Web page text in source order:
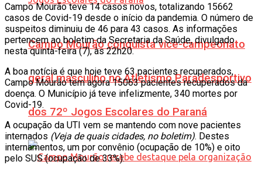
Campo Mourão conquista vice-campeonato
geral masculino no Atletismo Paradesportivo
dos 72º Jogos Escolares do Paraná
Campo Mourão teve 14 casos novos, totalizando 15662
casos de Covid-19 desde o início da pandemia. O número de
suspeitos diminuiu de 46 para 43 casos. As informações
pertencem ao boletim da Secretaria da Saúde, divulgado
nesta quinta-feira (7), às 22h20.
A boa notícia é que hoje teve 63 pacientes recuperados,
Campo Mourão tem agora 15063 pacientes recuperados da
doença. O Município já teve infelizmente, 340 mortes por
Covid-19.
A ocupação da UTI vem se mantendo com nove pacientes
internados (Veja de quais cidades, no boletim). Destes
internamentos, um por convênio (ocupação de 10%) e oito
pelo SUS (ocupação de 33%).